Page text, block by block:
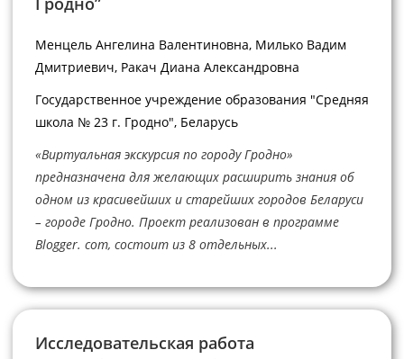
Менцель Ангелина Валентиновна, Милько Вадим
Дмитриевич, Ракач Диана Александровна
Государственное учреждение образования "Средняя
школа № 23 г. Гродно", Беларусь
«Виртуальная экскурсия по городу Гродно»
предназначена для желающих расширить знания об
одном из красивейших и старейших городов Беларуси
– городе Гродно. Проект реализован в программе
Blogger. com, состоит из 8 отдельных...
Исследовательская работа